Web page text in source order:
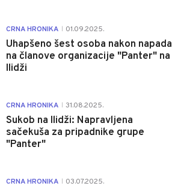
CRNA HRONIKA 01.09.2025.
Uhapšeno šest osoba nakon napada
na članove organizacije "Panter" na
Ilidži
CRNA HRONIKA 31.08.2025.
Sukob na Ilidži: Napravljena
sačekuša za pripadnike grupe
"Panter"
CRNA HRONIKA 03.07.2025.